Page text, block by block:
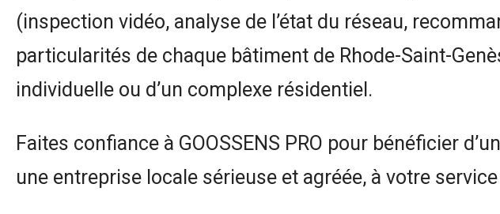
(inspection vidéo, analyse de l’état du réseau,
particularités de chaque bâtiment de Rhode-Saint-
individuelle ou d’un complexe résidentiel.
Faites confiance à GOOSSENS PRO pour bénéficier d’un
une entreprise locale sérieuse et agréée, à votre